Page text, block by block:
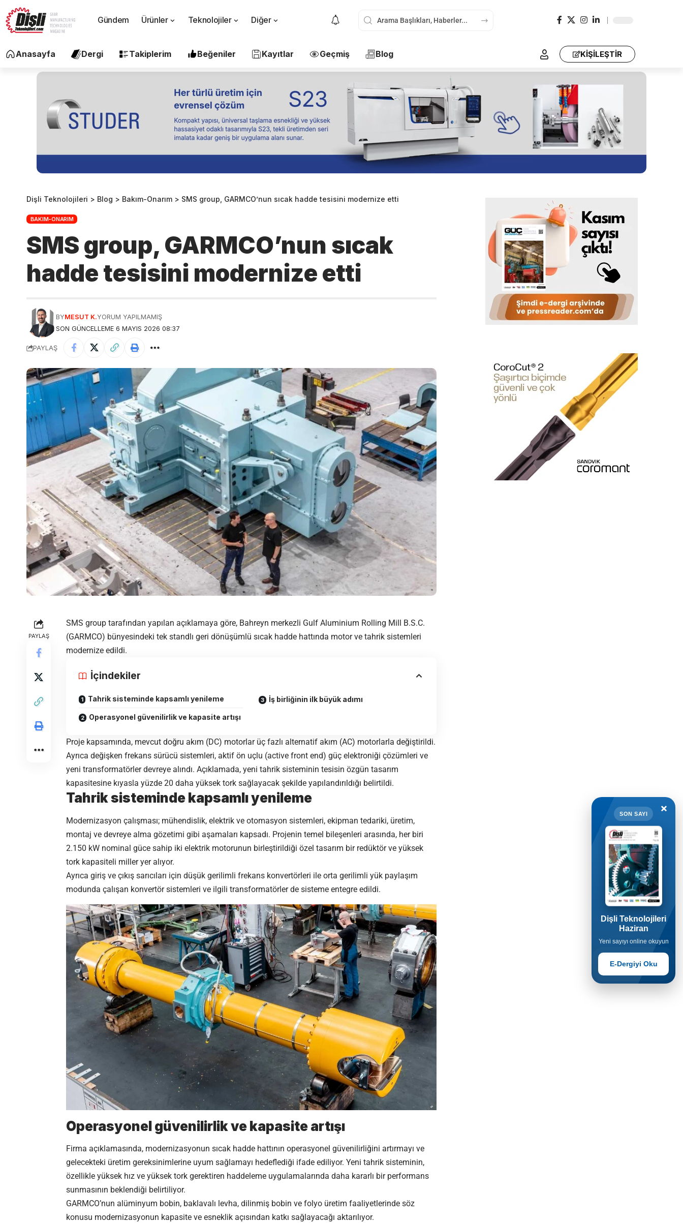
Gündem Ürünler Teknolojiler Diğer
Anasayfa Dergi Takiplerim Beğeniler Kayıtlar Geçmiş Blog KİŞİLEŞTİR
Dişli Teknolojileri > Blog > Bakım-Onarım > SMS group, GARMCO’nun sıcak hadde tesisini modernize etti
BAKIM-ONARIM
SMS group, GARMCO’nun sıcak
hadde tesisini modernize etti
SON GÜNCELLEME 6 MAYIS 2026 08:37
BYMESUT K.YORUM YAPILMAMIŞ
PAYLAŞ
PAYLAŞ
SMS group tarafından yapılan açıklamaya göre, Bahreyn merkezli Gulf Aluminium Rolling Mill B.S.C.
(GARMCO) bünyesindeki tek standlı geri dönüşümlü sıcak hadde hattında motor ve tahrik sistemleri
modernize edildi.
İçindekiler
Tahrik sisteminde kapsamlı yenileme
Operasyonel güvenilirlik ve kapasite artışı
İş birliğinin ilk büyük adımı
Proje kapsamında, mevcut doğru akım (DC) motorlar üç fazlı alternatif akım (AC) motorlarla değiştirildi.
Ayrıca değişken frekans sürücü sistemleri, aktif ön uçlu (active front end) güç elektroniği çözümleri ve
yeni transformatörler devreye alındı. Açıklamada, yeni tahrik sisteminin tesisin özgün tasarım
kapasitesine kıyasla yüzde 20 daha yüksek tork sağlayacak şekilde yapılandırıldığı belirtildi.
Tahrik sisteminde kapsamlı yenileme
Modernizasyon çalışması; mühendislik, elektrik ve otomasyon sistemleri, ekipman tedariki, üretim,
montaj ve devreye alma gözetimi gibi aşamaları kapsadı. Projenin temel bileşenleri arasında, her biri
2.150 kW nominal güce sahip iki elektrik motorunun birleştirildiği özel tasarım bir redüktör ve yüksek
tork kapasiteli miller yer alıyor.
Ayrıca giriş ve çıkış sarıcıları için düşük gerilimli frekans konvertörleri ile orta gerilimli yük paylaşım
modunda çalışan konvertör sistemleri ve ilgili transformatörler de sisteme entegre edildi.
Operasyonel güvenilirlik ve kapasite artışı
Firma açıklamasında, modernizasyonun sıcak hadde hattının operasyonel güvenilirliğini artırmayı ve
gelecekteki üretim gereksinimlerine uyum sağlamayı hedeflediği ifade ediliyor. Yeni tahrik sisteminin,
özellikle yüksek hız ve yüksek tork gerektiren haddeleme uygulamalarında daha kararlı bir performans
sunmasının beklendiği belirtiliyor.
GARMCO’nun alüminyum bobin, baklavalı levha, dilinmiş bobin ve folyo üretim faaliyetlerinde söz
konusu modernizasyonun kapasite ve esneklik açısından katkı sağlayacağı aktarılıyor.
×
SON SAYI
Dişli Teknolojileri
Haziran
Yeni sayıyı online okuyun
E-Dergiyi Oku